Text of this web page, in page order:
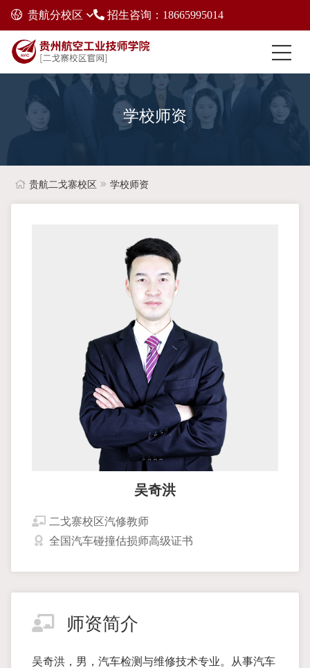
贵航分校区 招生咨询：18665995014
学校师资
贵航二戈寨校区 学校师资
吴奇洪
二戈寨校区汽修教师
全国汽车碰撞估损师高级证书
师资简介
吴奇洪，男，汽车检测与维修技术专业。从事汽车